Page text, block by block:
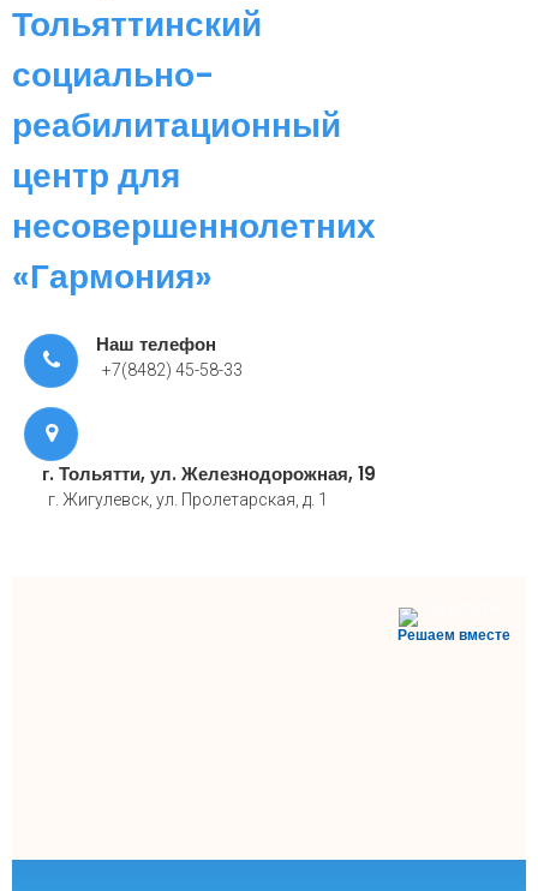
Тольяттинский
социально-
реабилитационный
центр для
несовершеннолетних
«Гармония»
Наш телефон
+7(8482) 45-58-33
г. Тольятти, ул. Железнодорожная, 19
г. Жигулевск, ул. Пролетарская, д. 1
Решаем вместе